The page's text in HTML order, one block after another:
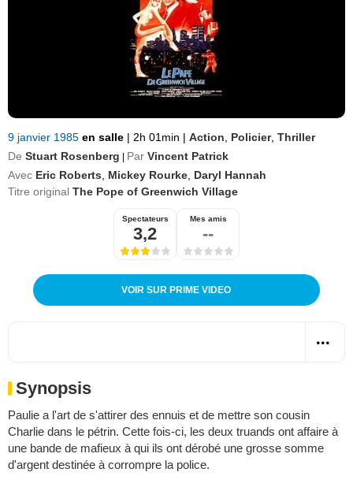
9 janvier 1985 en salle | 2h 01min | Action Policier, Thriller
De Stuart Rosenberg Par Vincent Patrick
Avec Eric Roberts Mickey Rourke Daryl Hannah
Titre original The Pope of Greenwich Village
Spectateurs
3,2
Mes amis
--
VOIR SUR PRIME VIDEO
Synopsis
Paulie a l'art de s'attirer des ennuis et de mettre son cousin
Charlie dans le pétrin. Cette fois-ci, les deux truands ont affaire à
une bande de mafieux à qui ils ont dérobé une grosse somme
d'argent destinée à corrompre la police.